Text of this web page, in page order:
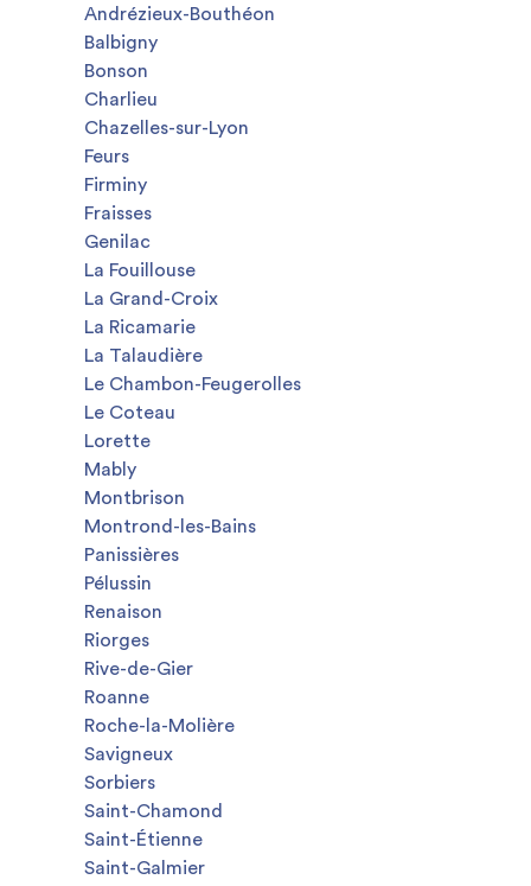
Andrézieux-Bouthéon
Balbigny
Bonson
Charlieu
Chazelles-sur-Lyon
Feurs
Firminy
Fraisses
Genilac
La Fouillouse
La Grand-Croix
La Ricamarie
La Talaudière
Le Chambon-Feugerolles
Le Coteau
Lorette
Mably
Montbrison
Montrond-les-Bains
Panissières
Pélussin
Renaison
Riorges
Rive-de-Gier
Roanne
Roche-la-Molière
Savigneux
Sorbiers
Saint-Chamond
Saint-Étienne
Saint-Galmier